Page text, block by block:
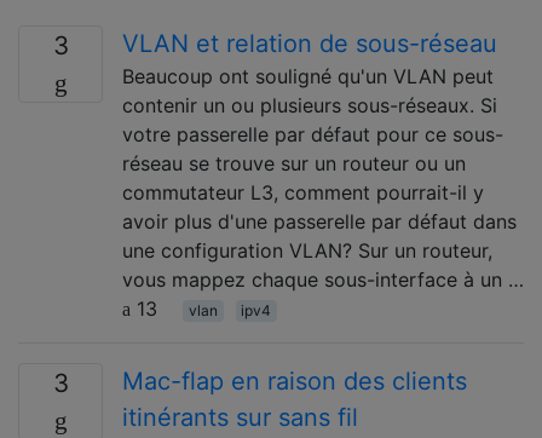
3 VLAN et relation de sous-réseau
Beaucoup ont souligné qu'un VLAN peut
contenir un ou plusieurs sous-réseaux. Si
votre passerelle par défaut pour ce sous-
réseau se trouve sur un routeur ou un
commutateur L3, comment pourrait-il y
avoir plus d'une passerelle par défaut dans
une configuration VLAN? Sur un routeur,
vous mappez chaque sous-interface à un …
13
vlan ipv4
3
Mac-flap en raison des clients
itinérants sur sans fil